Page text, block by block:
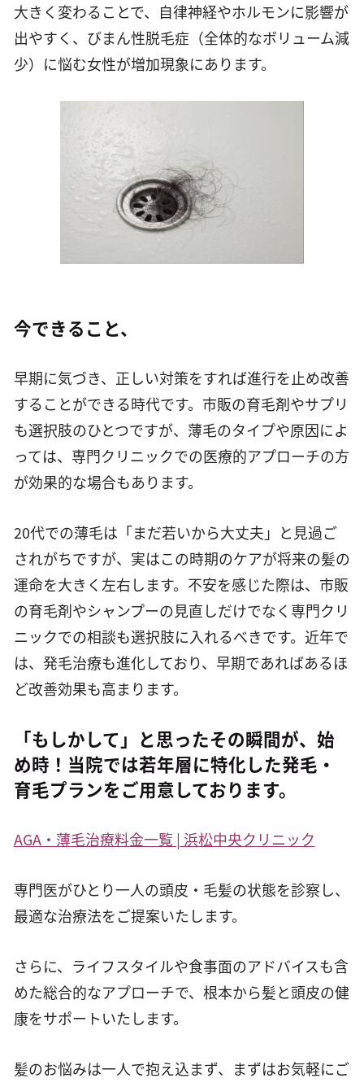
大きく変わることで、自律神経やホルモンに影響が
出やすく、びまん性脱毛症（全体的なボリューム減
少）に悩む女性が増加現象にあります。
今できること、
早期に気づき、正しい対策をすれば進行を止め改善
することができる時代です。市販の育毛剤やサプリ
も選択肢のひとつですが、薄毛のタイプや原因によ
っては、専門クリニックでの医療的アプローチの方
が効果的な場合もあります。
20代での薄毛は「まだ若いから大丈夫」と見過ご
されがちですが、実はこの時期のケアが将来の髪の
運命を大きく左右します。不安を感じた際は、市販
の育毛剤やシャンプーの見直しだけでなく専門クリ
ニックでの相談も選択肢に入れるべきです。近年で
は、発毛治療も進化しており、早期であればあるほ
ど改善効果も高まります。
「もしかして」と思ったその瞬間が、始
め時！当院では若年層に特化した発毛・
育毛プランをご用意しております。
AGA・薄毛治療料金一覧 | 浜松中央クリニック
専門医がひとり一人の頭皮・毛髪の状態を診察し、
最適な治療法をご提案いたします。
さらに、ライフスタイルや食事面のアドバイスも含
めた総合的なアプローチで、根本から髪と頭皮の健
康をサポートいたします。
髪のお悩みは一人で抱え込まず、まずはお気軽にご